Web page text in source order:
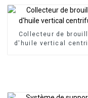
Collecteur de
d'huile vertical